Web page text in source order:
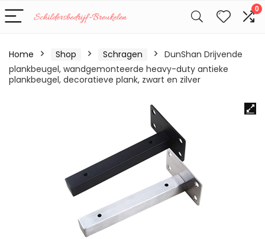
0
Home Shop Schragen
DunShan Drijvende
plankbeugel, wandgemonteerde heavy-duty antieke
plankbeugel, decoratieve plank, zwart en zilver